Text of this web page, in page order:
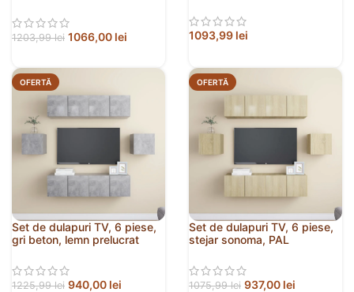
1203,99lei 1066,00 lei 1093,99 lei
OFERTĂ
Set de dulapuri TV, 6 piese,
gri beton, lemn prelucrat
1225,99lei 940,00 lei
OFERTĂ
Set de dulapuri TV, 6 piese,
stejar sonoma, PAL
1075,99lei 937,00 lei